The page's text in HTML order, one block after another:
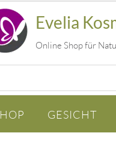
Evelia
Online Shop für
GESICHT